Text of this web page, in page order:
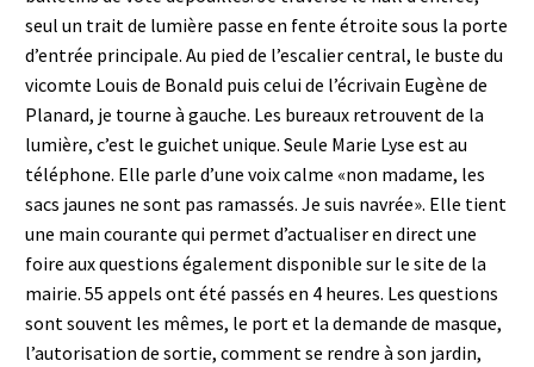
seul un trait de lumière passe en fente étroite sous la porte
d’entrée principale. Au pied de l’escalier central, le buste du
vicomte Louis de Bonald puis celui de l’écrivain Eugène de
Planard, je tourne à gauche. Les bureaux retrouvent de la
lumière, c’est le guichet unique. Seule Marie Lyse est au
téléphone. Elle parle d’une voix calme «non madame, les
sacs jaunes ne sont pas ramassés. Je suis navrée». Elle tient
une main courante qui permet d’actualiser en direct une
foire aux questions également disponible sur le site de la
mairie. 55 appels ont été passés en 4 heures. Les questions
sont souvent les mêmes, le port et la demande de masque,
l’autorisation de sortie, comment se rendre à son jardin,